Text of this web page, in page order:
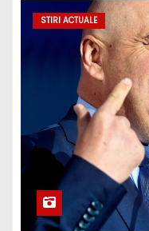
STIRI ACTUALE